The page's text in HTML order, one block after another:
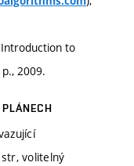
Introduction to
2009.
volitelný